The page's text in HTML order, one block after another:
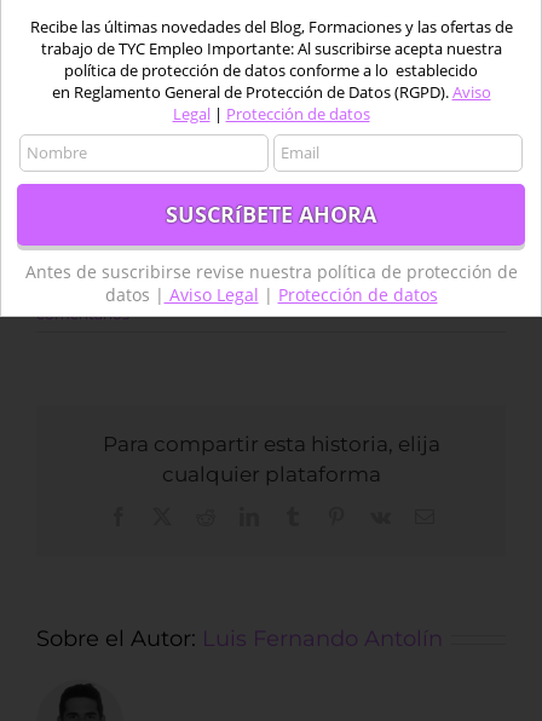
Luis Fernando Antolín | agosto 23rd, 2018 | BLOG
comentarios
Para compartir esta historia, elija
cualquier plataforma
Sobre el Autor: Luis Fernando Antolín
Recibe las últimas novedades del Blog, Formaciones y las ofertas de
trabajo de TYC Empleo Importante: Al suscribirse acepta nuestra
política de protección de datos conforme a lo establecido
en Reglamento General de Protección de Datos (RGPD).Aviso
Legal| Protección de datos
Antes de suscribirse revise nuestra política de protección de
datos | Aviso Legal | Protección de datos